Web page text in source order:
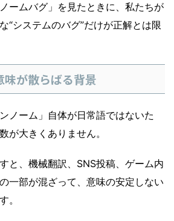
ームバグ」を見たときに、私たちが
“システムのバグ”だけが正解とは限
味が散らばる背景
ノーム」自体が日常語ではないた
が大きくありません。
と、機械翻訳、SNS投稿、ゲーム内
一部が混ざって、意味の安定しない
。